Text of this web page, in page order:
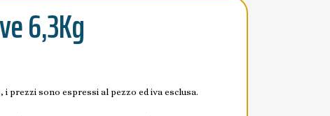
6,3Kg
i prezzi sono espressi al pezzo ed iva esclusa.